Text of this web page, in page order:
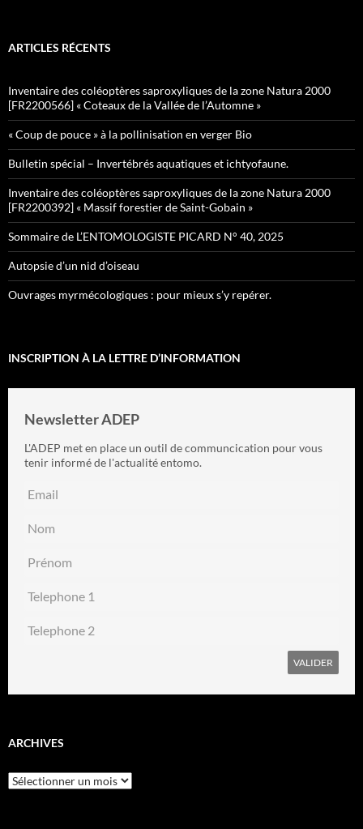
ARTICLES RÉCENTS
Inventaire des coléoptères saproxyliques de la zone Natura 2000
[FR2200566] « Coteaux de la Vallée de l’Automne »
« Coup de pouce » à la pollinisation en verger Bio
Bulletin spécial – Invertébrés aquatiques et ichtyofaune.
Inventaire des coléoptères saproxyliques de la zone Natura 2000
[FR2200392] « Massif forestier de Saint-Gobain »
Sommaire de L’ENTOMOLOGISTE PICARD N° 40, 2025
Autopsie d’un nid d’oiseau
Ouvrages myrmécologiques : pour mieux s’y repérer.
INSCRIPTION À LA LETTRE D’INFORMATION
Newsletter ADEP
L'ADEP met en place un outil de communcication pour vous
tenir informé de l'actualité entomo.
ARCHIVES
Archives